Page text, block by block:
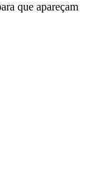
que apareçam